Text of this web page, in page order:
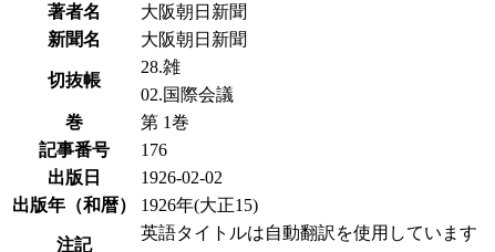
著者名
大阪朝日新聞
新聞名
大阪朝日新聞
切抜帳
28.雑
02.国際会議
巻
第 1巻
記事番号
176
出版日
1926-02-02
出版年（和暦）
1926年(大正15)
注記
英語タイトルは自動翻訳を使用しています